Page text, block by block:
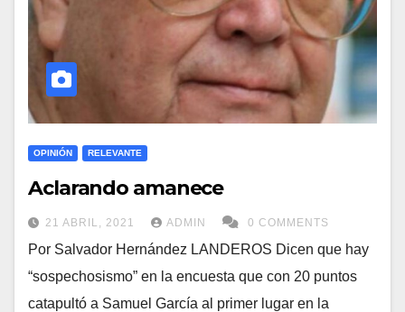
OPINIÓN RELEVANTE
Aclarando amanece
21 ABRIL, 2021 ADMIN 0 COMMENTS
Por Salvador Hernández LANDEROS Dicen que hay
“sospechosismo” en la encuesta que con 20 puntos
catapultó a Samuel García al primer lugar en la